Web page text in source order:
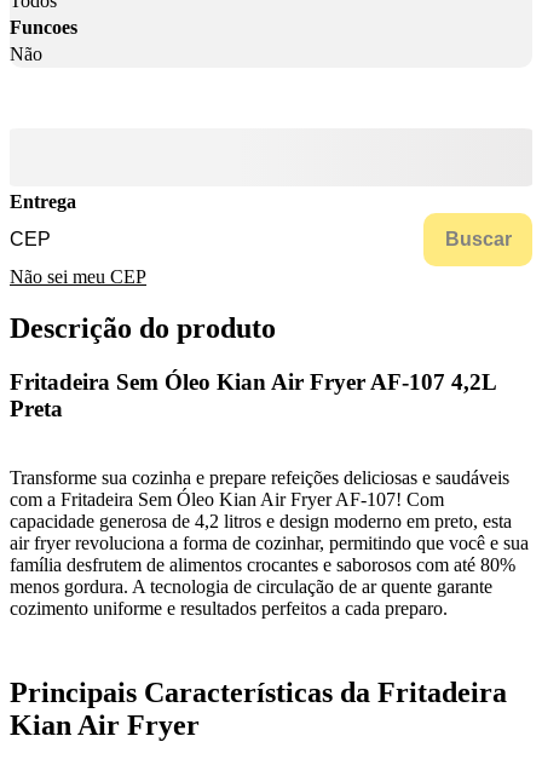
Funcoes
Não
Entrega
Buscar
Não sei meu CEP
Descrição do produto
Fritadeira Sem Óleo Kian Air Fryer AF-107 4,2L
Preta
Transforme sua cozinha e prepare refeições deliciosas e saudáveis
com a Fritadeira Sem Óleo Kian Air Fryer AF-107! Com
capacidade generosa de 4,2 litros e design moderno em preto, esta
air fryer revoluciona a forma de cozinhar, permitindo que você e sua
família desfrutem de alimentos crocantes e saborosos com até 80%
menos gordura. A tecnologia de circulação de ar quente garante
cozimento uniforme e resultados perfeitos a cada preparo.
Principais Características da Fritadeira
Kian Air Fryer